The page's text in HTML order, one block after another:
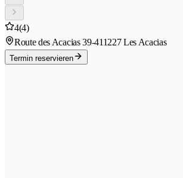
4(4)
Route des Acacias 39-411227 Les Acacias
Termin reservieren